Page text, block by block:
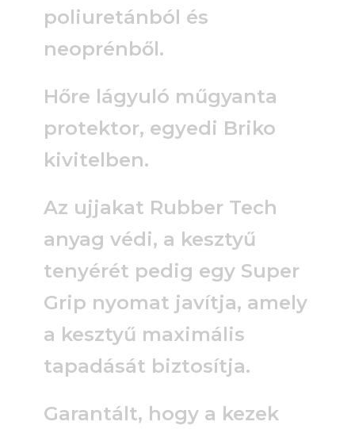
poliuretánból és
neoprénből.
Hőre lágyuló műgyanta
protektor, egyedi Briko
kivitelben.
Az ujjakat Rubber Tech
anyag védi, a kesztyű
tenyérét pedig egy Super
Grip nyomat javítja, amely
a kesztyű maximális
tapadását biztosítja.
Garantált, hogy a kezek